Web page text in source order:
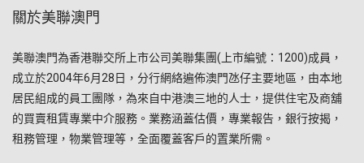
關於美聯澳門
美聯澳門為香港聯交所上市公司美聯集團(上市編號：1200)成員，
成立於2004年6月28日，分行網絡遍佈澳門氹仔主要地區，由本地
居民組成的員工團隊，為來自中港澳三地的人士，提供住宅及商舖
的買賣租賃專業中介服務。業務涵蓋估價，專業報告，銀行按揭，
租務管理，物業管理等，全面覆蓋客戶的置業所需。